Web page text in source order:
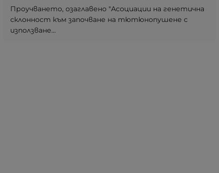
Проучването, озаглавено "Асоциации на генетична
склонност към започване на тютюнопушене с
използване...